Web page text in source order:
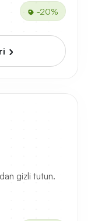
-20%
gizli tutun.